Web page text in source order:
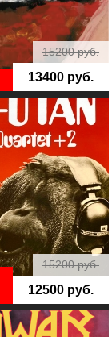
15200 руб.
13400 руб.
15200 руб.
12500 руб.